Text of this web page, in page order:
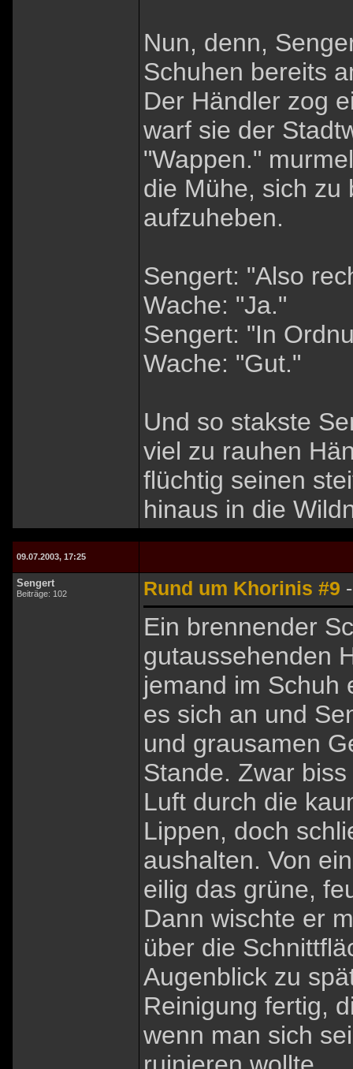
Nun, denn,
Schuhen bereits
Der Händler zog
warf sie der
"Wappen."
die Mühe, sich zu
aufzuheben.
Sengert: "Also
Wache: "Ja."
Sengert: "In
Wache: "Gut."
Und so stakste
viel zu rauhen
flüchtig seinen
hinaus in die
09.07.2003, 17:25
Sengert
Beiträge: 102 Rund um Khorinis #9 -
Ein brennender
gutaussehenden
jemand im Schuh
es sich an und
und grausamen
Stande. Zwar
Luft durch die
Lippen, doch
aushalten. Von
eilig das grüne,
Dann wischte er
über die
Augenblick zu
Reinigung fertig,
wenn man sich